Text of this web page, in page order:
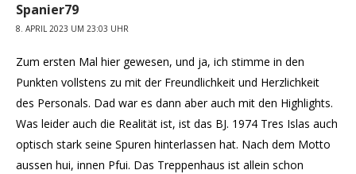
Spanier79
8. APRIL 2023 UM 23:03 UHR
Zum ersten Mal hier gewesen, und ja, ich stimme in den
Punkten vollstens zu mit der Freundlichkeit und Herzlichkeit
des Personals. Dad war es dann aber auch mit den Highlights.
Was leider auch die Realität ist, ist das BJ. 1974 Tres Islas auch
optisch stark seine Spuren hinterlassen hat. Nach dem Motto
aussen hui, innen Pfui. Das Treppenhaus ist allein schon